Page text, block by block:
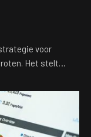
voor
Het stelt…